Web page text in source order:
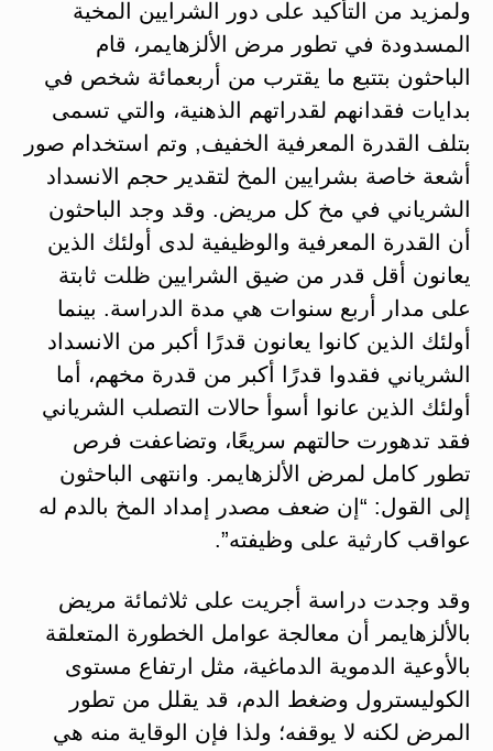
ولمزيد من التأكيد على دور الشرايين المخية
المسدودة في تطور مرض الألزهايمر، قام
الباحثون بتتبع ما يقترب من أربعمائة شخص في
بدايات فقدانهم لقدراتهم الذهنية، والتي تسمى
بتلف القدرة المعرفية الخفيف, وتم استخدام صور
أشعة خاصة بشرايين المخ لتقدير حجم الانسداد
الشرياني في مخ كل مريض. وقد وجد الباحثون
أن القدرة المعرفية والوظيفية لدى أولئك الذين
يعانون أقل قدر من ضيق الشرايين ظلت ثابتة
على مدار أربع سنوات هي مدة الدراسة. بينما
أولئك الذين كانوا يعانون قدرًا أكبر من الانسداد
الشرياني فقدوا قدرًا أكبر من قدرة مخهم، أما
أولئك الذين عانوا أسوأ حالات التصلب الشرياني
فقد تدهورت حالتهم سريعًا، وتضاعفت فرص
تطور كامل لمرض الألزهايمر. وانتهى الباحثون
إلى القول: “إن ضعف مصدر إمداد المخ بالدم له
عواقب كارثية على وظيفته”.
وقد وجدت دراسة أجريت على ثلاثمائة مريض
بالألزهايمر أن معالجة عوامل الخطورة المتعلقة
بالأوعية الدموية الدماغية، مثل ارتفاع مستوى
الكوليسترول وضغط الدم، قد يقلل من تطور
المرض لكنه لا يوقفه؛ ولذا فإن الوقاية منه هي